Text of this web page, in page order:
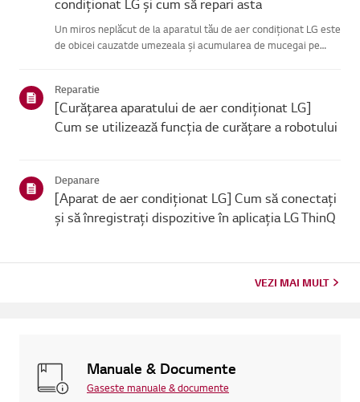
Un miros neplăcut de la aparatul tău de aer condiționat LG este
de obicei cauzatde umezeala și acumularea de mucegai pe
Reparatie
[Curățarea aparatului de aer condiționat LG]
Cum se utilizează funcția de curățare a robotului
Depanare
[Aparat de aer condiționat LG] Cum să conectați
și să înregistrați dispozitive în aplicația LG ThinQ
VEZI MAI MULT
Manuale & Documente
Gaseste manuale & documente